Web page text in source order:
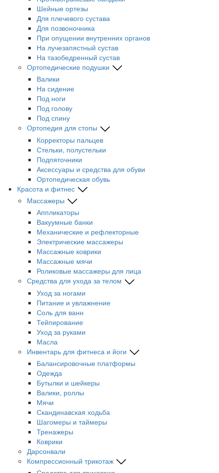
Шейные ортезы
Для плечевого сустава
Для позвоночника
При опущении внутренних органов
На лучезапястный сустав
На тазобедренный сустав
Ортопедические подушки
Валики
На сидение
Под ноги
Под голову
Под спину
Ортопедия для стопы
Корректоры пальцев
Стельки, полустельки
Подпяточники
Аксессуары и средства для обуви
Ортопедическая обувь
Красота и фитнес
Массажеры
Аппликаторы
Вакуумные банки
Механические и рефлекторные
Электрические массажеры
Массажные коврики
Массажные мячи
Роликовые массажеры для лица
Средства для ухода за телом
Уход за ногами
Питание и увлажнение
Соль для ванн
Тейпирование
Уход за руками
Масла
Инвентарь для фитнеса и йоги
Балансировочные платформы
Одежда
Бутылки и шейкеры
Валики, роллы
Мячи
Скандинавская ходьба
Шагомеры и таймеры
Тренажеры
Коврики
Дарсонвали
Компрессионный трикотаж